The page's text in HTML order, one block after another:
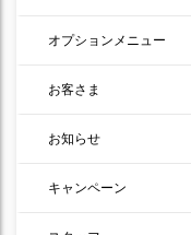
オプションメニュー
お客さま
お知らせ
キャンペーン